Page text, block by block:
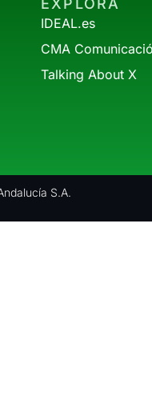
IDEAL.es
CMA
Talking About X
S.A.